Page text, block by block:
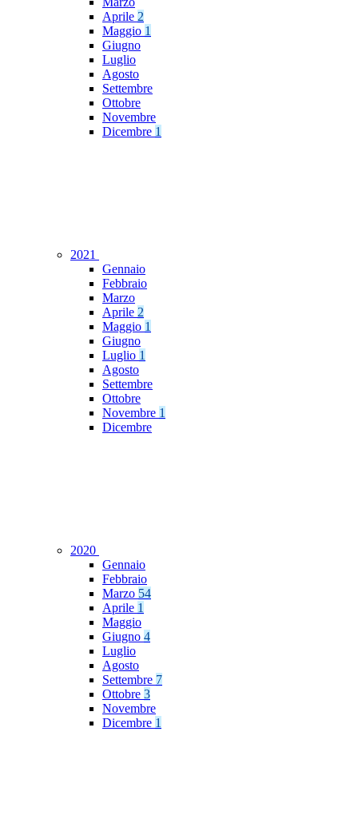
Aprile 2
Maggio 1
Giugno
Luglio
Agosto
Settembre
Ottobre
Novembre
Dicembre 1
2021
Gennaio
Febbraio
Marzo
Aprile 2
Maggio 1
Giugno
Luglio 1
Agosto
Settembre
Ottobre
Novembre 1
Dicembre
2020
Gennaio
Febbraio
Marzo 54
Aprile 1
Maggio
Giugno 4
Luglio
Agosto
Settembre 7
Ottobre 3
Novembre
Dicembre 1